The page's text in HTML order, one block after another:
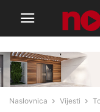
Naslovnica Vijesti